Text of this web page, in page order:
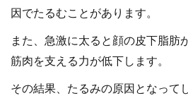
因でたるむことがあります。
また、急激に太ると顔の皮下脂肪
筋肉を支える力が低下します。
その結果、たるみの原因となって